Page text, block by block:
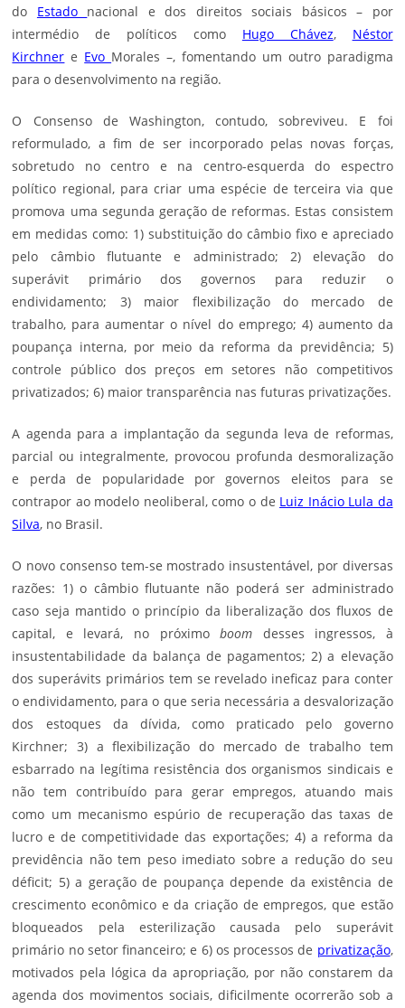
do Estado nacional e dos direitos sociais básicos – por
intermédio de políticos como Hugo Chávez, Néstor
Kirchner e Evo Morales –, fomentando um outro paradigma
para o desenvolvimento na região.
O Consenso de Washington, contudo, sobreviveu. E foi
reformulado, a fim de ser incorporado pelas novas forças,
sobretudo no centro e na centro-esquerda do espectro
político regional, para criar uma espécie de terceira via que
promova uma segunda geração de reformas. Estas consistem
em medidas como: 1) substituição do câmbio fixo e apreciado
pelo câmbio flutuante e administrado; 2) elevação do
superávit primário dos governos para reduzir o
endividamento; 3) maior flexibilização do mercado de
trabalho, para aumentar o nível do emprego; 4) aumento da
poupança interna, por meio da reforma da previdência; 5)
controle público dos preços em setores não competitivos
privatizados; 6) maior transparência nas futuras privatizações.
A agenda para a implantação da segunda leva de reformas,
parcial ou integralmente, provocou profunda desmoralização
e perda de popularidade por governos eleitos para se
contrapor ao modelo neoliberal, como o de Luiz Inácio Lula da
Silva, no Brasil.
O novo consenso tem-se mostrado insustentável, por diversas
razões: 1) o câmbio flutuante não poderá ser administrado
caso seja mantido o princípio da liberalização dos fluxos de
capital, e levará, no próximoboom desses ingressos, à
insustentabilidade da balança de pagamentos; 2) a elevação
dos superávits primários tem se revelado ineficaz para conter
o endividamento, para o que seria necessária a desvalorização
dos estoques da dívida, como praticado pelo governo
Kirchner; 3) a flexibilização do mercado de trabalho tem
esbarrado na legítima resistência dos organismos sindicais e
não tem contribuído para gerar empregos, atuando mais
como um mecanismo espúrio de recuperação das taxas de
lucro e de competitividade das exportações; 4) a reforma da
previdência não tem peso imediato sobre a redução do seu
déficit; 5) a geração de poupança depende da existência de
crescimento econômico e da criação de empregos, que estão
bloqueados pela esterilização causada pelo superávit
primário no setor financeiro; e 6) os processos de privatização,
motivados pela lógica da apropriação, por não constarem da
agenda dos movimentos sociais, dificilmente ocorrerão sob a